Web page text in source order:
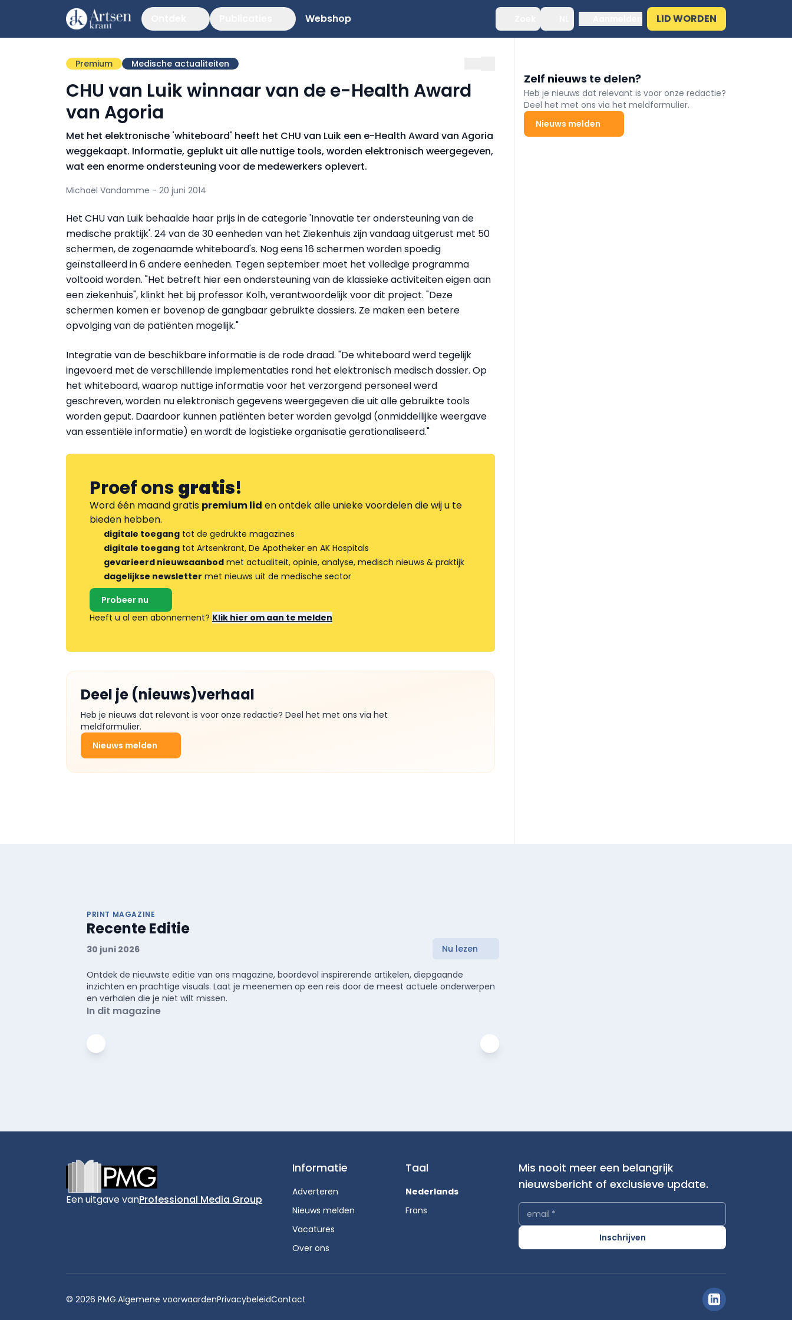
Webshop LID WORDEN
Premium Medische actualiteiten
CHU van Luik winnaar van de e-Health Award
van Agoria
Met het elektronische 'whiteboard' heeft het CHU van Luik een e-Health Award van Agoria
weggekaapt. Informatie, geplukt uit alle nuttige tools, worden elektronisch weergegeven,
wat een enorme ondersteuning voor de medewerkers oplevert.
Michaël Vandamme - 20 juni 2014
Het CHU van Luik behaalde haar prijs in de categorie 'Innovatie ter ondersteuning van de
medische praktijk'. 24 van de 30 eenheden van het Ziekenhuis zijn vandaag uitgerust met 50
schermen, de zogenaamde whiteboard's. Nog eens 16 schermen worden spoedig
geïnstalleerd in 6 andere eenheden. Tegen september moet het volledige programma
voltooid worden. "Het betreft hier een ondersteuning van de klassieke activiteiten eigen aan
een ziekenhuis", klinkt het bij professor Kolh, verantwoordelijk voor dit project. "Deze
schermen komen er bovenop de gangbaar gebruikte dossiers. Ze maken een betere
opvolging van de patiënten mogelijk."
Integratie van de beschikbare informatie is de rode draad. "De whiteboard werd tegelijk
ingevoerd met de verschillende implementaties rond het elektronisch medisch dossier. Op
het whiteboard, waarop nuttige informatie voor het verzorgend personeel werd
geschreven, worden nu elektronisch gegevens weergegeven die uit alle gebruikte tools
worden geput. Daardoor kunnen patiënten beter worden gevolgd (onmiddellijke weergave
van essentiële informatie) en wordt de logistieke organisatie gerationaliseerd."
Proef onsgratis!
Word één maand gratis premium lid en ontdek alle unieke voordelen die wij u te
bieden hebben.
digitale toegang tot de gedrukte magazines
digitale toegang tot Artsenkrant, De Apotheker en AK Hospitals
gevarieerd nieuwsaanbod met actualiteit, opinie, analyse, medisch nieuws & praktijk
dagelijkse newsletter met nieuws uit de medische sector
Probeer nu
Heeft u al een abonnement? Klik hier om aan te melden
Deel je (nieuws)verhaal
Heb je nieuws dat relevant is voor onze redactie? Deel het met ons via het
meldformulier.
Nieuws melden
Zelf nieuws te delen?
Heb je nieuws dat relevant is voor onze redactie?
Deel het met ons via het meldformulier.
Nieuws melden
PRINT MAGAZINE
Recente Editie
30 juni 2026 Nu lezen
Ontdek de nieuwste editie van ons magazine, boordevol inspirerende artikelen, diepgaande
inzichten en prachtige visuals. Laat je meenemen op een reis door de meest actuele onderwerpen
en verhalen die je niet wilt missen.
In dit magazine
Een uitgave vanProfessional Media Group
Informatie
Adverteren
Nieuws melden
Vacatures
Over ons
Taal
Nederlands
Frans
Mis nooit meer een belangrijk
nieuwsbericht of exclusieve update.
email *
Inschrijven
© 2026 PMG.Algemene voorwaardenPrivacybeleidContact